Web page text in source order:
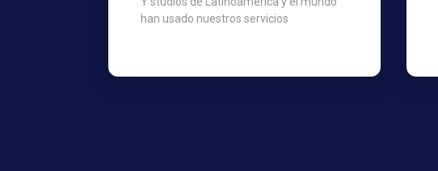
han usado nuestros servicios